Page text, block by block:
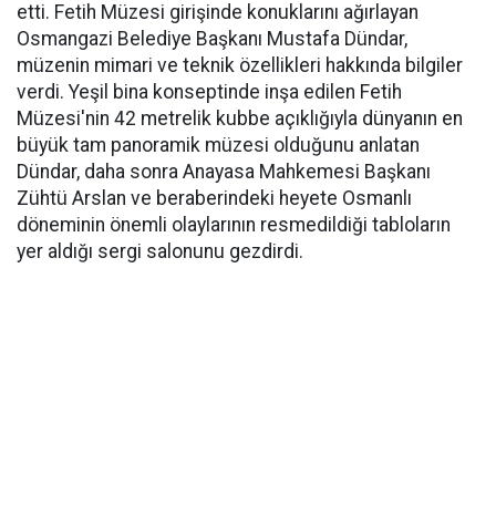
etti. Fetih Müzesi girişinde konuklarını ağırlayan
Osmangazi Belediye Başkanı Mustafa Dündar,
müzenin mimari ve teknik özellikleri hakkında bilgiler
verdi. Yeşil bina konseptinde inşa edilen Fetih
Müzesi'nin 42 metrelik kubbe açıklığıyla dünyanın en
büyük tam panoramik müzesi olduğunu anlatan
Dündar, daha sonra Anayasa Mahkemesi Başkanı
Zühtü Arslan ve beraberindeki heyete Osmanlı
döneminin önemli olaylarının resmedildiği tabloların
yer aldığı sergi salonunu gezdirdi.